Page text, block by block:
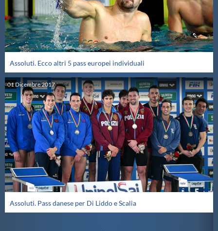
Assoluti. Ecco altri 5 pass europei individuali
01Dicembre2017
Assoluti. Pass danese per Di Liddo e Scalia